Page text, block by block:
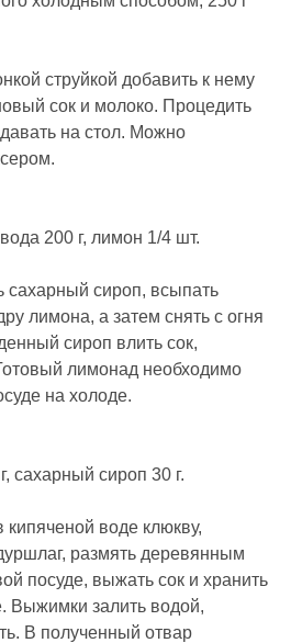
струйкой добавить к нему
сок и молоко. Процедить
на стол. Можно
200 г, лимон 1/4 шт.
сахарный сироп, всыпать
лимона, а затем снять с огня
сироп влить сок,
лимонад необходимо
на холоде.
сахарный сироп 30 г.
воде клюкву,
размять деревянным
посуде, выжать сок и хранить
Выжимки залить водой,
В полученный отвар